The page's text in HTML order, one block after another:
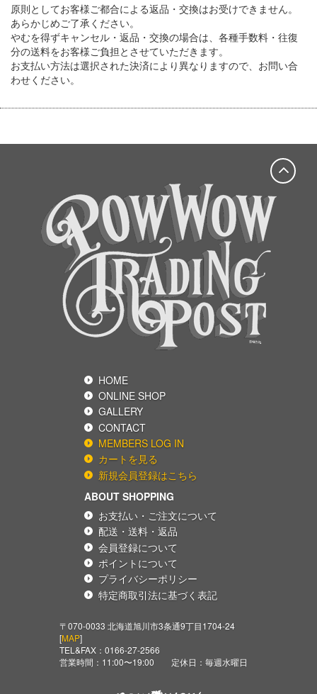
原則としてお客様ご都合による返品・交換はお受けできません。
あらかじめご了承ください。
やむを得ずキャンセル・返品・交換の場合は、各種手数料・往復
分の送料をお客様ご負担とさせていただきます。
お支払い方法は選択された決済により異なりますので、お問い合
わせください。
HOME
GALLERY
ONLINE SHOP
CONTACT
MEMBERS LOG IN
新規会員登録はこちら
カートを見る
ABOUT SHOPPING
お支払い・ご注文について
会員登録について
プライバシーポリシー
配送・送料・返品
ポイントについて
特定商取引法に基づく表記
〒070-0033 北海道旭川市3条通9丁目1704-24
[MAP]
TEL&FAX： 0166-27-2566
営業時間：11:00〜19:00 定休日：毎週水曜日